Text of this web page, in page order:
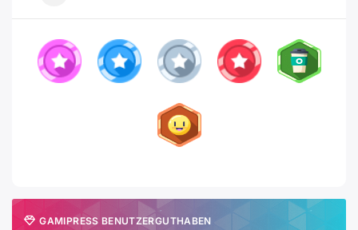
GAMIPRESS BENUTZERGUTHABEN